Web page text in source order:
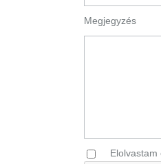
Megjegyzés
Elolvastam